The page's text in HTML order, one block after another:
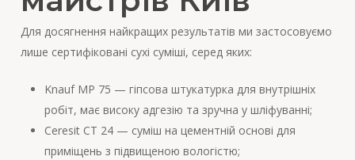
Для досягнення найкращих результатів ми застосовуємо
лише сертифіковані сухі суміші, серед яких:
Knauf MP 75 — гіпсова штукатурка для внутрішніх
робіт, має високу адгезію та зручна у шліфуванні;
Ceresit CT 24 — суміш на цементній основі для
приміщень з підвищеною вологістю;